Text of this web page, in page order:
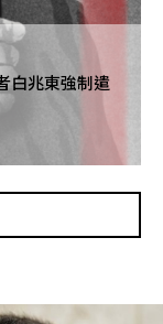
白兆東強制遣